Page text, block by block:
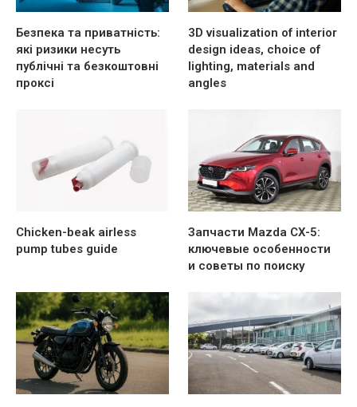
Безпека та приватність:
які ризики несуть
публічні та безкоштовні
проксі
3D visualization of interior
design ideas, choice of
lighting, materials and
angles
Chicken-beak airless
pump tubes guide
Запчасти Mazda CX-5:
ключевые особенности
и советы по поиску